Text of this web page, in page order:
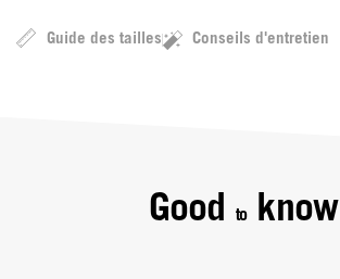
Guide des tailles Conseils d'entretien
Good toknow